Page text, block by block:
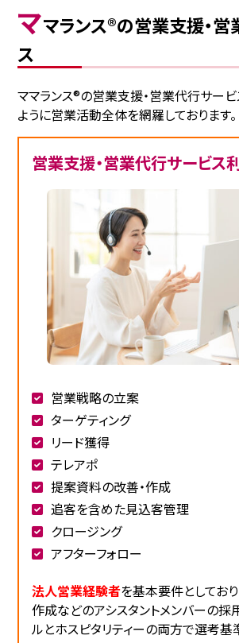
ママランス®の営業支援・
ス
ママランス®の営業支援・営業代行サー
ように営業活動全体を網羅しております。
営業支援・営業代行サービス
営業戦略の立案
ターゲティング
リード獲得
テレアポ
提案資料の改善・作成
追客を含めた見込客管理
クロージング
アフターフォロー
法人営業経験者を基本要件としており
作成などのアシスタントメンバーの採
ルとホスピタリティーの両方で選考基